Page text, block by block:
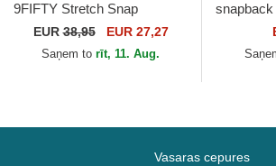
9FIFTY Stretch Snap
Flawless no French Rugby
Federation FFR no New Era
EUR38,95 EUR 27,27
Saņem to rīt, 11. Aug.
Stretch
Angeles
Vasaras cepures